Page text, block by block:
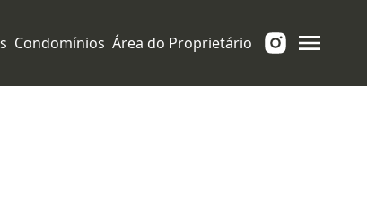
Condomínios Área do Proprietário